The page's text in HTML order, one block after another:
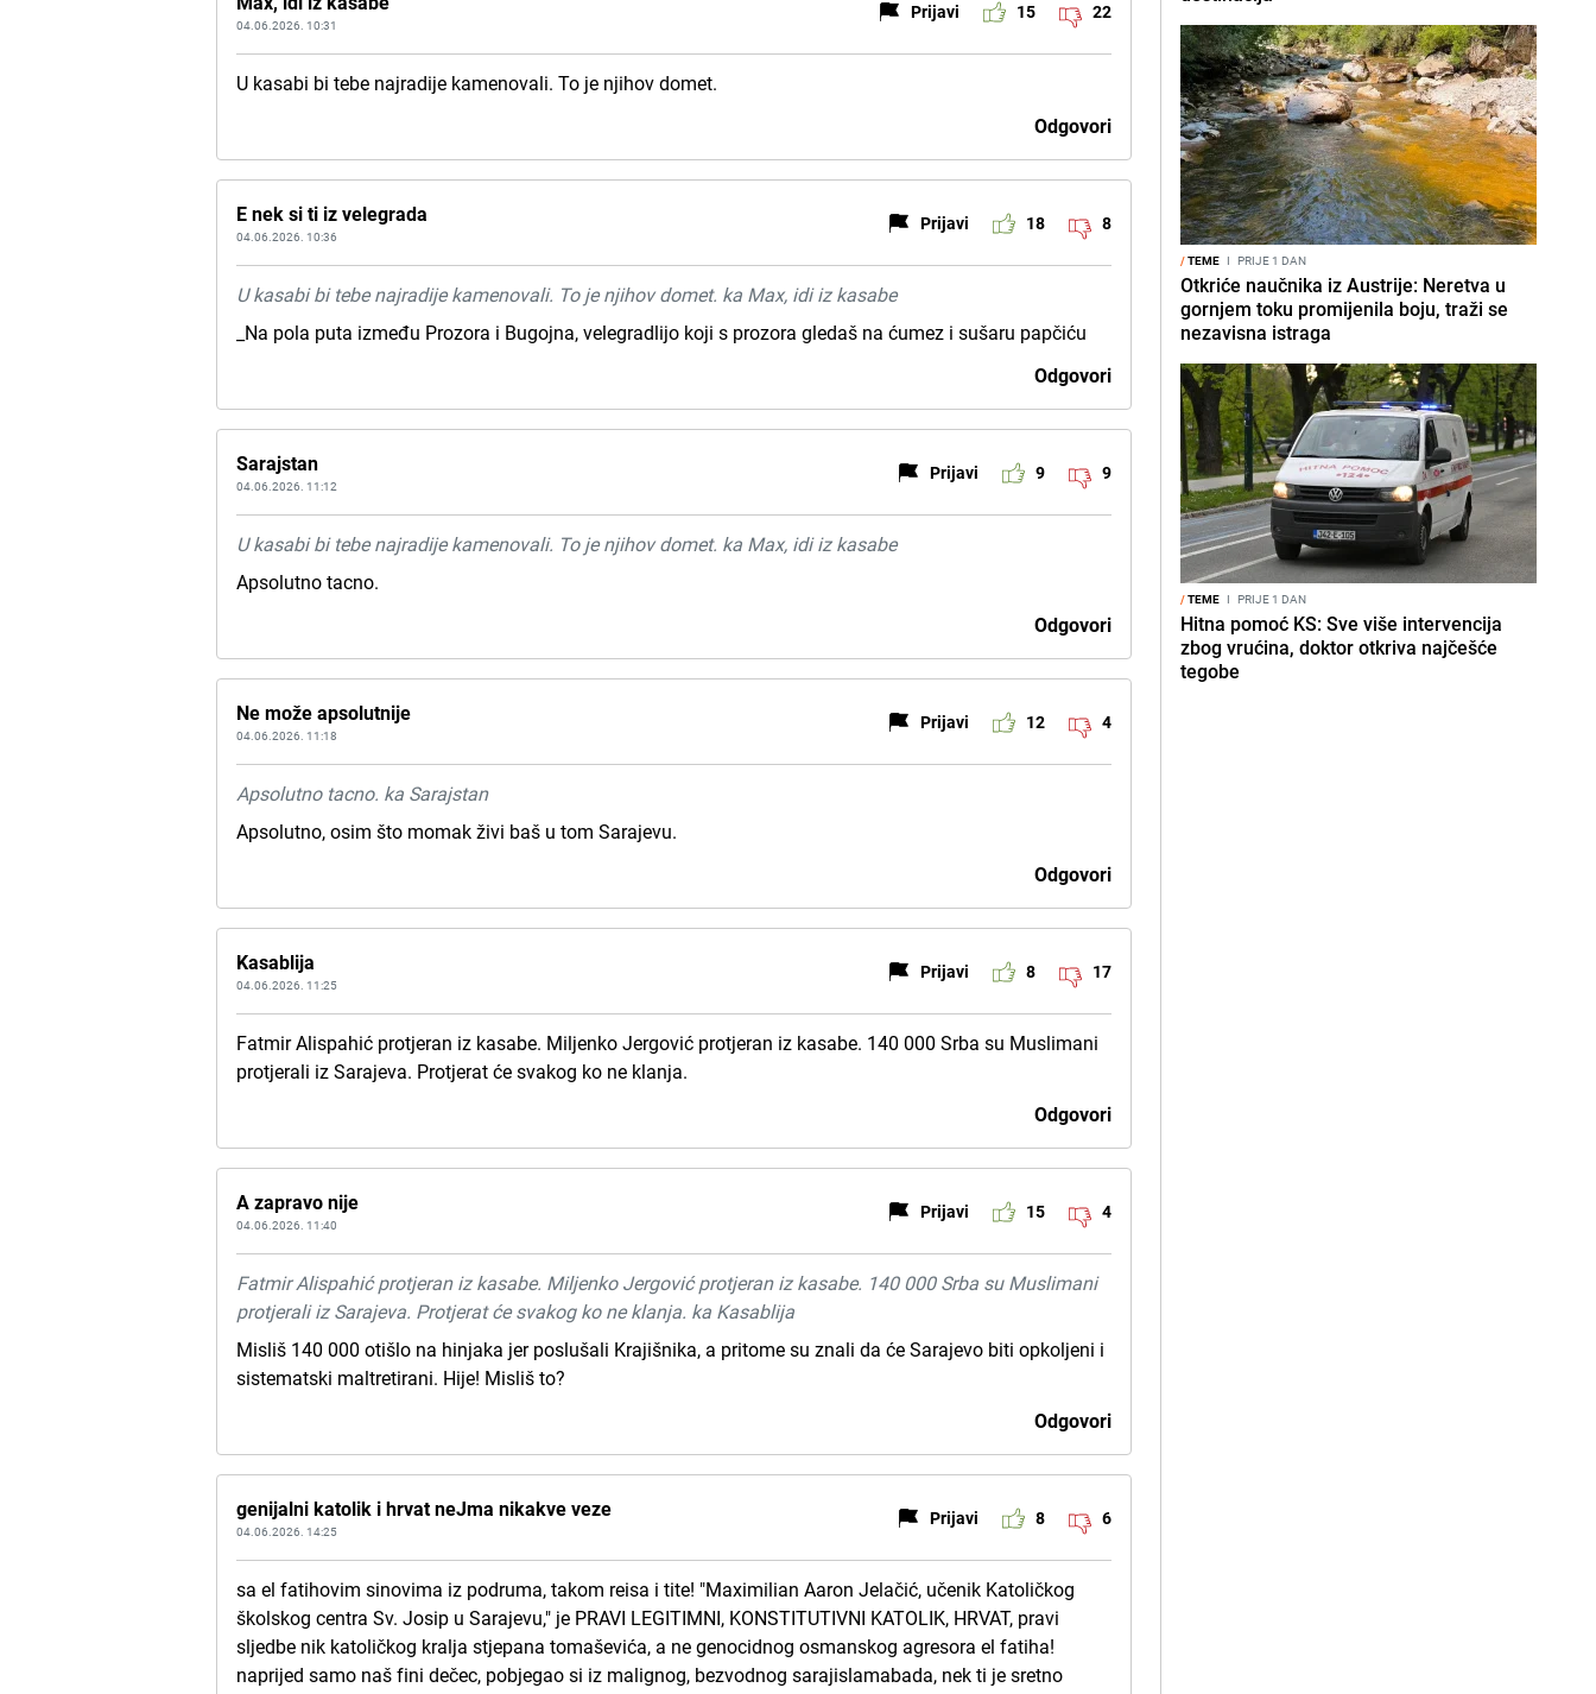
04.06.2026. 10:31
Prijavi 15 22
U kasabi bi tebe najradije kamenovali. To je njihov domet.
Odgovori
E nek si ti iz velegrada
04.06.2026. 10:36
Prijavi 18 8
U kasabi bi tebe najradije kamenovali. To je njihov domet. ka Max, idi iz kasabe
_Na pola puta između Prozora i Bugojna, velegradlijo koji s prozora gledaš na ćumez i sušaru papčiću
Odgovori
Sarajstan
04.06.2026. 11:12
Prijavi 9 9
U kasabi bi tebe najradije kamenovali. To je njihov domet. ka Max, idi iz kasabe
Apsolutno tacno.
Odgovori
Ne može apsolutnije
04.06.2026. 11:18
Prijavi 12 4
Apsolutno tacno. ka Sarajstan
Apsolutno, osim što momak živi baš u tom Sarajevu.
Odgovori
Kasablija
04.06.2026. 11:25
Prijavi 8 17
Fatmir Alispahić protjeran iz kasabe. Miljenko Jergović protjeran iz kasabe. 140 000 Srba su Muslimani
protjerali iz Sarajeva. Protjerat će svakog ko ne klanja.
Odgovori
A zapravo nije
04.06.2026. 11:40
Prijavi 15 4
Fatmir Alispahić protjeran iz kasabe. Miljenko Jergović protjeran iz kasabe. 140 000 Srba su Muslimani
protjerali iz Sarajeva. Protjerat će svakog ko ne klanja. ka Kasablija
Misliš 140 000 otišlo na hinjaka jer poslušali Krajišnika, a pritome su znali da će Sarajevo biti opkoljeni i
sistematski maltretirani. Hije! Misliš to?
Odgovori
genijalni katolik i hrvat neJma nikakve veze
04.06.2026. 14:25
Prijavi 8 6
sa el fatihovim sinovima iz podruma, takom reisa i tite! "Maximilian Aaron Jelačić, učenik Katoličkog
školskog centra Sv. Josip u Sarajevu," je PRAVI LEGITIMNI, KONSTITUTIVNI KATOLIK, HRVAT, pravi
sljedbe nik katoličkog kralja stjepana tomaševića, a ne genocidnog osmanskog agresora el fatiha!
naprijed samo naš fini dečec, pobjegao si iz malignog, bezvodnog sarajislamabada, nek ti je sretno
/TEME I PRIJE 1 DAN
Otkriće naučnika iz Austrije: Neretva u
gornjem toku promijenila boju, traži se
nezavisna istraga
/TEME I PRIJE 1 DAN
Hitna pomoć KS: Sve više intervencija
zbog vrućina, doktor otkriva najčešće
tegobe